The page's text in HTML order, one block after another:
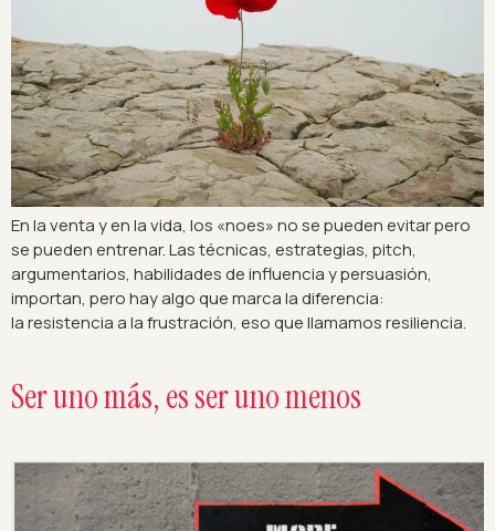
En la venta y en la vida, los «noes» no se pueden evitar pero
se pueden entrenar. Las técnicas, estrategias, pitch,
argumentarios, habilidades de influencia y persuasión,
importan, pero hay algo que marca la diferencia:
la resistencia a la frustración, eso que llamamos resiliencia.
Ser uno más, es ser uno menos